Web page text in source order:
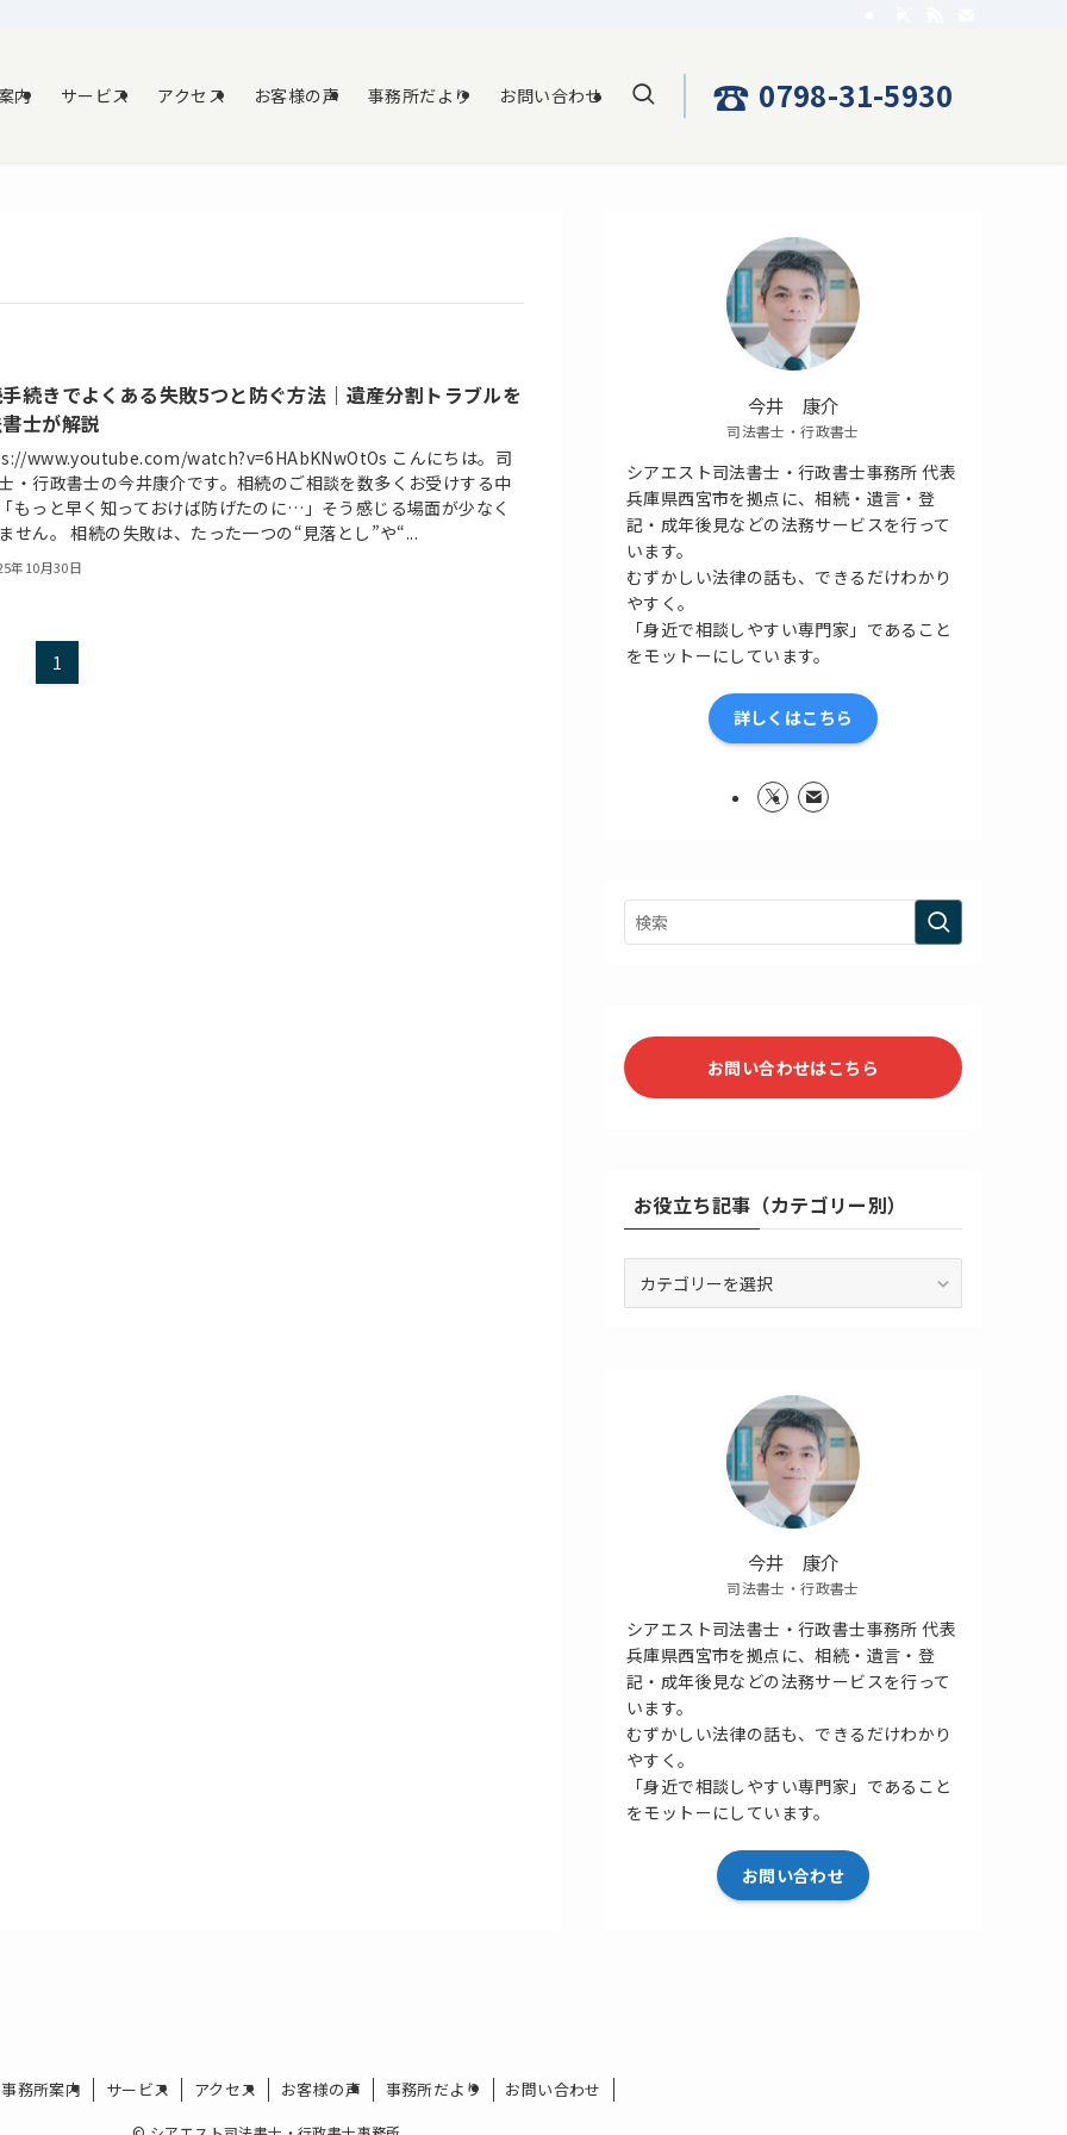
内 サービス アクセス お客様の声 事務所だより お問い合わせ ☎ 0798-31-5930
続きでよくある失敗5つと防ぐ方法｜遺産分割トラブルを
士が解説
www.youtube.com/watch?v=6HAbKNwOtOs こんにちは。司
・行政書士の今井康介です。相続のご相談を数多くお受けする中
もっと早く知っておけば防げたのに…」そう感じる場面が少なく
せん。 相続の失敗は、たった一つの“見落とし”や“...
年10月30日
1
今井 康介
司法書士・行政書士
シアエスト司法書士・行政書士事務所 代表
兵庫県西宮市を拠点に、相続・遺言・登
記・成年後見などの法務サービスを行って
います。
むずかしい法律の話も、できるだけわかり
やすく。
「身近で相談しやすい専門家」であること
をモットーにしています。
詳しくはこちら
お問い合わせはこちら
お役立ち記事（カテゴリー別）
今井 康介
司法書士・行政書士
シアエスト司法書士・行政書士事務所 代表
兵庫県西宮市を拠点に、相続・遺言・登
記・成年後見などの法務サービスを行って
います。
むずかしい法律の話も、できるだけわかり
やすく。
「身近で相談しやすい専門家」であること
をモットーにしています。
お問い合わせ
事務所案内 サービス アクセス お客様の声 事務所だより お問い合わせ